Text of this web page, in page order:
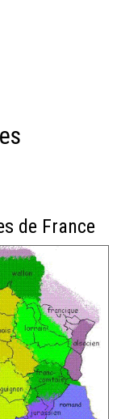
de France